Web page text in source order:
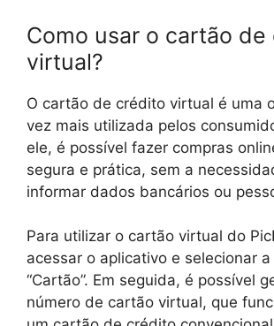
Como usar o cartão
virtual?
O cartão de crédito virtual é uma
vez mais utilizada pelos
ele, é possível fazer compras
segura e prática, sem a
informar dados bancários ou
Para utilizar o cartão virtual do
acessar o aplicativo e selecionar
“Cartão”. Em seguida, é possível
número de cartão virtual, que